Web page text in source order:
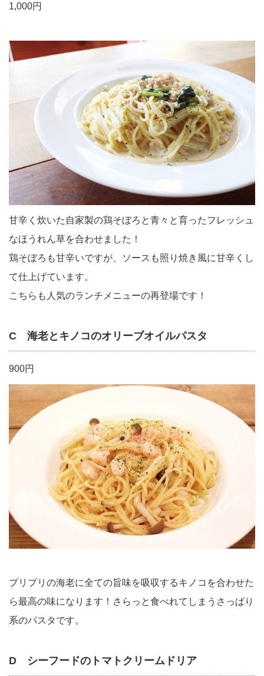
1,000円
甘辛く炊いた自家製の鶏そぼろと青々と育ったフレッシュ
なほうれん草を合わせました！
鶏そぼろも甘辛いですが、ソースも照り焼き風に甘辛くし
て仕上げています。
こちらも人気のランチメニューの再登場です！
C 海老とキノコのオリーブオイルパスタ
900円
プリプリの海老に全ての旨味を吸収するキノコを合わせた
ら最高の味になります！さらっと食べれてしまうさっぱり
系のパスタです。
D シーフードのトマトクリームドリア